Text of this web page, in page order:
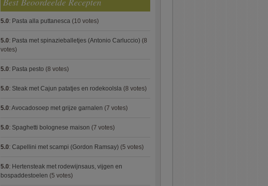
5.0: Pasta alla puttanesca (10 votes)
5.0: Pasta met spinazieballetjes (Antonio Carluccio) (8
votes)
5.0: Pasta pesto (8 votes)
5.0: Steak met Cajun patatjes en rodekoolsla (8 votes)
5.0: Avocadosoep met grijze garnalen (7 votes)
5.0: Spaghetti bolognese maison (7 votes)
5.0: Capellini met scampi (Gordon Ramsay) (5 votes)
5.0: Hertensteak met rodewijnsaus, vijgen en
bospaddestoelen (5 votes)